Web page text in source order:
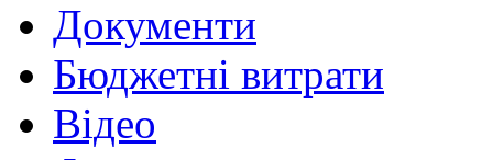
Документи
Бюджетні витрати
Відео